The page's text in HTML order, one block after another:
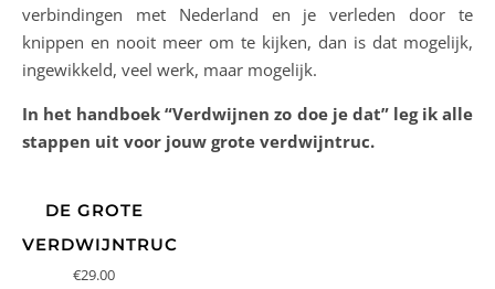
verbindingen met Nederland en je verleden door te
knippen en nooit meer om te kijken, dan is dat mogelijk,
ingewikkeld, veel werk, maar mogelijk.
In het handboek “Verdwijnen zo doe je dat” leg ik alle
stappen uit voor jouw grote verdwijntruc.
DE GROTE
VERDWIJNTRUC
€29.00